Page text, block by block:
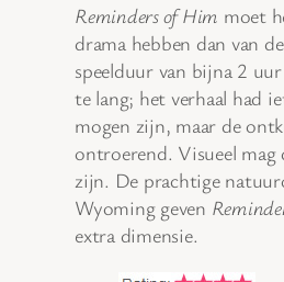
Reminders of Him moet
drama hebben dan van
speelduur van bijna 2
te lang; het verhaal had
mogen zijn, maar de
ontroerend. Visueel mag
zijn. De prachtige
Wyoming geven
extra dimensie.